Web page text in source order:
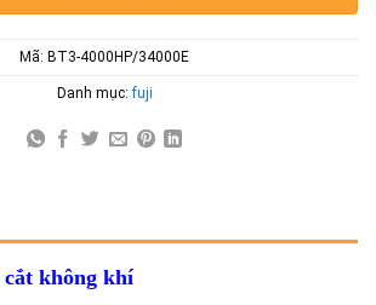
Mã: BT3-4000HP/34000E
Danh mục:fuji
không khí